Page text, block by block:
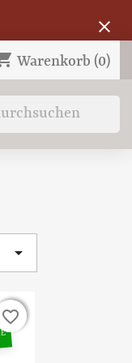
close
Warenkorb (0)

favorite_border
favorite_border